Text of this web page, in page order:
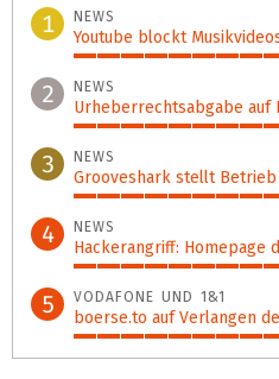
1
NEWS
Youtube blockt
100%
2 NEWS
Urheberrechtsabgabe auf
88%
3 NEWS
Grooveshark stellt
77%
4 NEWS
Hackerangriff: Homepage
66%
5 VODAFONE UND 1&1
boerse.to auf Verlangen
65%